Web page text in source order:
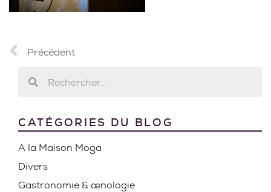
Précédent
CATÉGORIES DU BLOG
A la Maison Moga
Divers
Gastronomie & œnologie